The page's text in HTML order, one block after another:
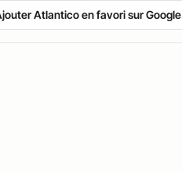
Atlantico en favori sur Google